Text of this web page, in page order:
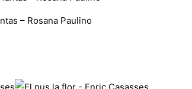
– Rosana Paulino